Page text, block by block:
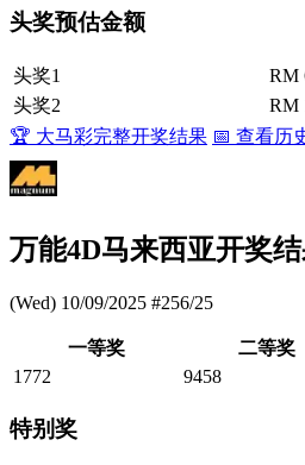
头奖预估金额
头奖1
RM
头奖2
RM
🏆 大马彩完整开奖结果 📅 查看历
万能4D马来西亚开奖
(Wed) 10/09/2025 #256/25
一等奖 二等奖
1772
9458
特别奖